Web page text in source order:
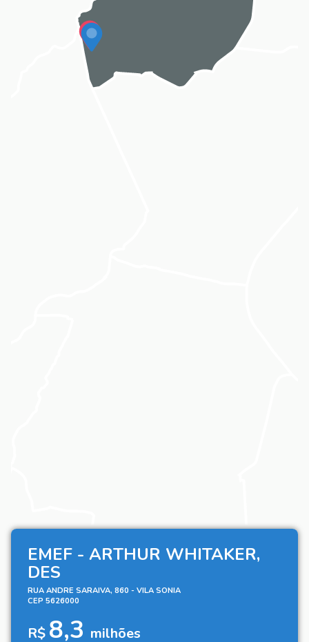
EMEF - ARTHUR WHITAKER,
DES
RUA ANDRE SARAIVA, 860 - VILA SONIA
CEP 5626000
R$ 8,3 milhões